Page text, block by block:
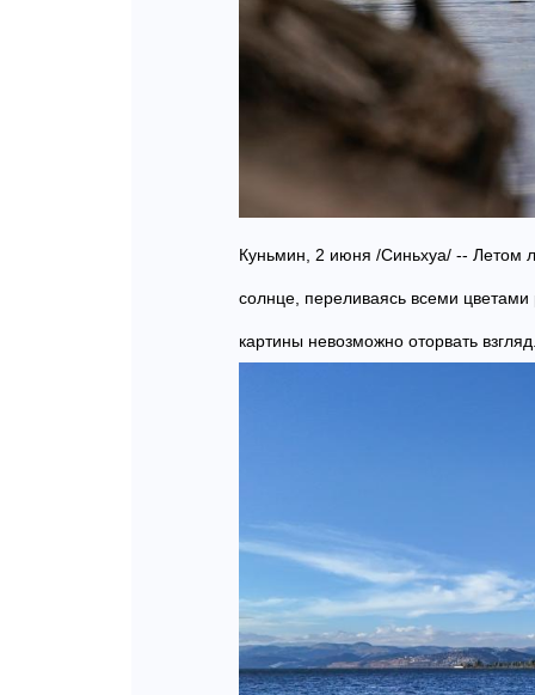
Куньмин, 2 июня /Синьхуа/ -- Летом
солнце, переливаясь всеми
картины невозможно оторвать